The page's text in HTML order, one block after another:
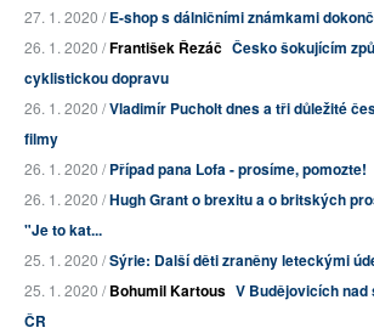
27. 1. 2020 /E-shop s dálničními známkami
26. 1. 2020 /František Řezáč Česko šokujícím
cyklistickou dopravu
26. 1. 2020 /Vladimír Pucholt dnes a tři důležité
filmy
26. 1. 2020 /Případ pana Lofa - prosíme, pomozte!
26. 1. 2020 /Hugh Grant o brexitu a o britských
"Je to kat...
25. 1. 2020 /Sýrie: Další děti zraněny leteckými
25. 1. 2020 /Bohumil Kartous V Budějovicích
ČR